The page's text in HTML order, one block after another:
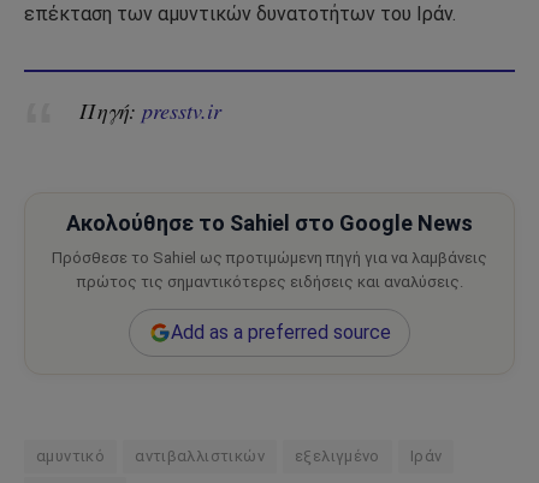
επέκταση των αμυντικών δυνατοτήτων του Ιράν.
Πηγή: presstv.ir
Ακολούθησε το Sahiel στο Google News
Πρόσθεσε το Sahiel ως προτιμώμενη πηγή για να λαμβάνεις
πρώτος τις σημαντικότερες ειδήσεις και αναλύσεις.
Add as a preferred source
αμυντικό αντιβαλλιστικών εξελιγμένο Ιράν